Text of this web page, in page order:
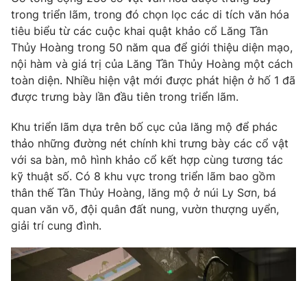
Photo Infographic
Video Shorts video
VTV Money VTV Thể thao
VTV Sức khoẻ Bất động sản
Thị trường 24h Tấm lòng Việt
VTV4
VTV9 VTV8
trong triển lãm, trong đó chọn lọc các di tích văn hóa
tiêu biểu từ các cuộc khai quật khảo cổ Lăng Tần
Thủy Hoàng trong 50 năm qua để giới thiệu diện mạo,
nội hàm và giá trị của Lăng Tần Thủy Hoàng một cách
toàn diện. Nhiều hiện vật mới được phát hiện ở hố 1 đã
được trưng bày lần đầu tiên trong triển lãm.
Khu triển lãm dựa trên bố cục của lăng mộ để phác
thảo những đường nét chính khi trưng bày các cổ vật
với sa bàn, mô hình khảo cổ kết hợp cùng tương tác
kỹ thuật số. Có 8 khu vực trong triển lãm bao gồm
thân thế Tần Thủy Hoàng, lăng mộ ở núi Ly Sơn, bá
quan văn võ, đội quân đất nung, vườn thượng uyển,
giải trí cung đình.